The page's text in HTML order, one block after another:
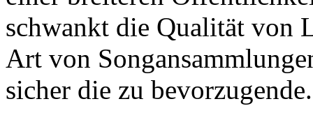
schwankt die Qualität von
Art von
sicher die zu bevorzugende.